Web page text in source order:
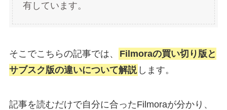
有しています。
そこでこちらの記事では、
Filmoraの買い切り版と
サブスク版の違いについて解説 します。
記事を読むだけで自分に合ったFilmoraが分かり、